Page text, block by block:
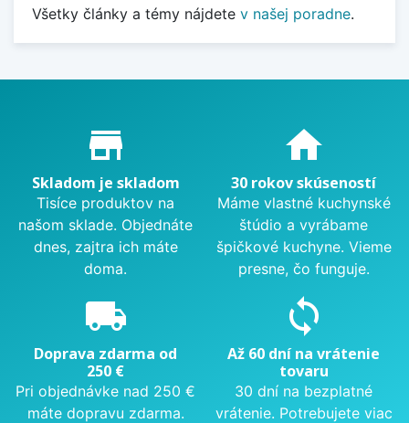
Všetky články a témy nájdete v našej poradne.
Proč nakupovat u nás?
store_mall_directory
Skladom je skladom
Tisíce produktov na
našom sklade. Objednáte
dnes, zajtra ich máte
doma.
home
30 rokov skúseností
Máme vlastné kuchynské
štúdio a vyrábame
špičkové kuchyne. Vieme
presne, čo funguje.
local_shipping
Doprava zdarma od
250 €
Pri objednávke nad 250 €
máte dopravu zdarma.
sync
Až 60 dní na vrátenie
tovaru
30 dní na bezplatné
vrátenie. Potrebujete viac